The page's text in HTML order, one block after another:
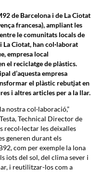
de Barcelona i de La Ciotat
francesa), ampliant les
le comunitats locals de
La Ciotat, han col·laborat
empresa local
el reciclatge de plàstics.
d’aquesta empresa
el plàstic rebutjat en
i altres articles per a la llar.
nostra col·laboració,”
Technical Director de
recol·lectar les deixalles
generen durant els
com per exemple la lona
iots del sol, del clima sever i
i reutilitzar-los com a